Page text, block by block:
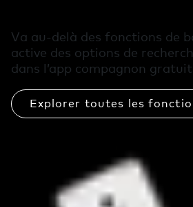
Va au-delà des fonctions de
active des options de
dans l’app compagnon
Explorer toutes les